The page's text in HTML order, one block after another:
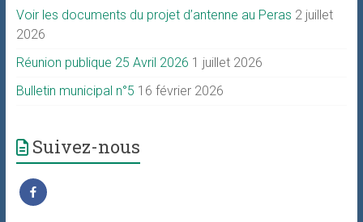
Voir les documents du projet d’antenne au Peras 2 juillet
2026
Réunion publique 25 Avril 2026 1 juillet 2026
Bulletin municipal n°5 16 février 2026
Suivez-nous